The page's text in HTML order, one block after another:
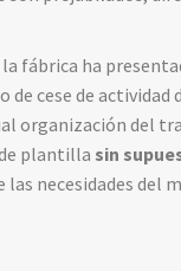
fábrica ha
cese de actividad
organización del
plantilla sin
necesidades del